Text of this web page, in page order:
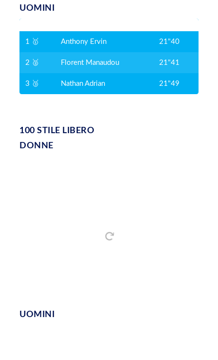
UOMINI
1 🥇 Anthony Ervin 21"40
2 🥈 Florent Manaudou 21"41
3 🥉 Nathan Adrian 21"49
100 STILE LIBERO
DONNE
UOMINI